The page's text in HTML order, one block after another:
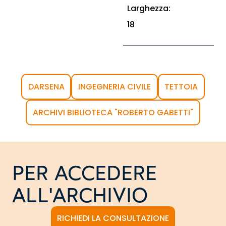
Larghezza:
18
DARSENA INGEGNERIA CIVILE TETTOIA
ARCHIVI BIBLIOTECA "ROBERTO GABETTI"
PER ACCEDERE
ALL'ARCHIVIO
RICHIEDI LA CONSULTAZIONE